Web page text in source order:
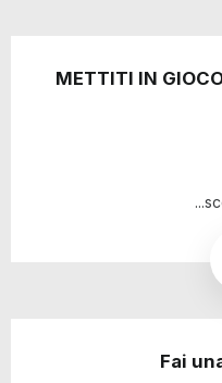
METTITI IN
Fai